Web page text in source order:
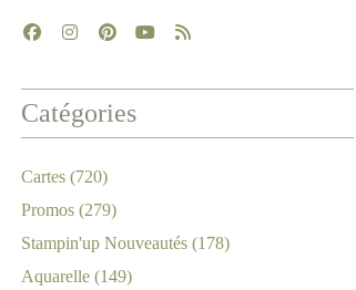
Catégories
Cartes (720)
Promos (279)
Stampin'up Nouveautés (178)
Aquarelle (149)